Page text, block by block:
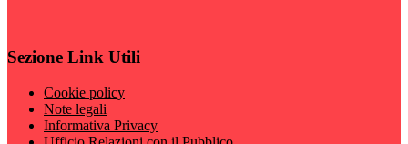
Sezione Link Utili
Cookie policy
Note legali
Informativa Privacy